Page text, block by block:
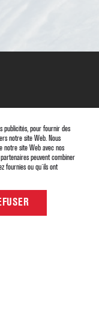
publicités, pour fournir des
notre site Web. Nous
notre site Web avec nos
peuvent combiner
fournies ou qu`ils ont